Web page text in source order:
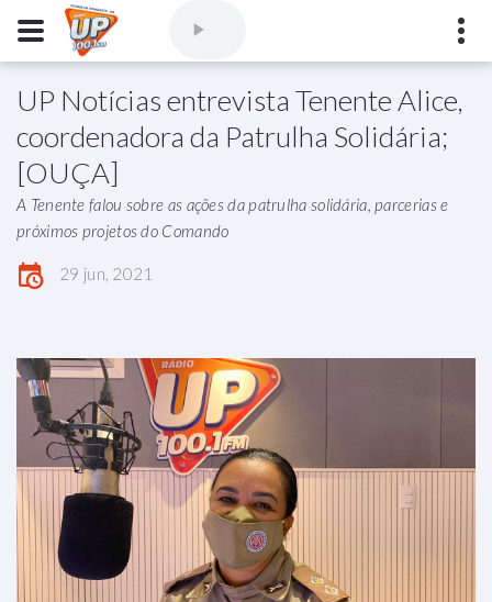
Comercial (77) 3421-3710 ,
Ouvintes
(77) 3424-1001
UP Notícias entrevista Tenente Alice,
coordenadora da Patrulha Solidária;
[OUÇA]
A Tenente falou sobre as ações da patrulha solidária, parcerias e
próximos projetos do Comando
29 jun, 2021